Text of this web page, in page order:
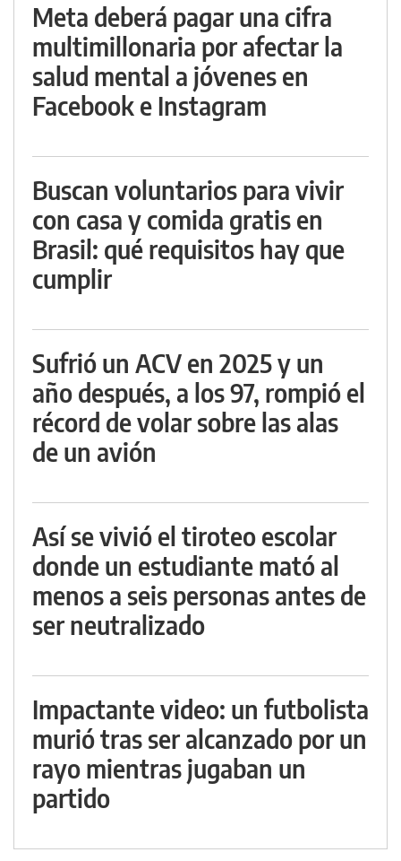
Meta deberá pagar una cifra
multimillonaria por afectar la
salud mental a jóvenes en
Facebook e Instagram
Buscan voluntarios para vivir
con casa y comida gratis en
Brasil: qué requisitos hay que
cumplir
Sufrió un ACV en 2025 y un
año después, a los 97, rompió el
récord de volar sobre las alas
de un avión
Así se vivió el tiroteo escolar
donde un estudiante mató al
menos a seis personas antes de
ser neutralizado
Impactante video: un futbolista
murió tras ser alcanzado por un
rayo mientras jugaban un
partido